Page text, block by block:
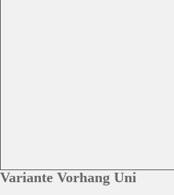
Variante Vorhang Uni